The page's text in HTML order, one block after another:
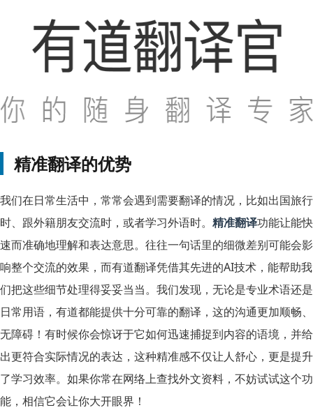
精准翻译的优势
我们在日常生活中，常常会遇到需要翻译的情况，比如出国旅行
时、跟外籍朋友交流时，或者学习外语时。 精准翻译功能让能快
速而准确地理解和表达意思。往往一句话里的细微差别可能会影
响整个交流的效果，而有道翻译凭借其先进的AI技术，能帮助我
们把这些细节处理得妥妥当当。我们发现，无论是专业术语还是
日常用语，有道都能提供十分可靠的翻译，这的沟通更加顺畅、
无障碍！有时候你会惊讶于它如何迅速捕捉到内容的语境，并给
出更符合实际情况的表达，这种精准感不仅让人舒心，更是提升
了学习效率。如果你常在网络上查找外文资料，不妨试试这个功
能，相信它会让你大开眼界！